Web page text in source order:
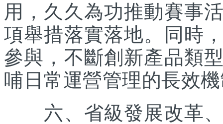
用，久久為功推動賽事
項舉措落實落地。同時
參與，不斷創新產品類
哺日常運營管理的長效
六、省級發展改革、